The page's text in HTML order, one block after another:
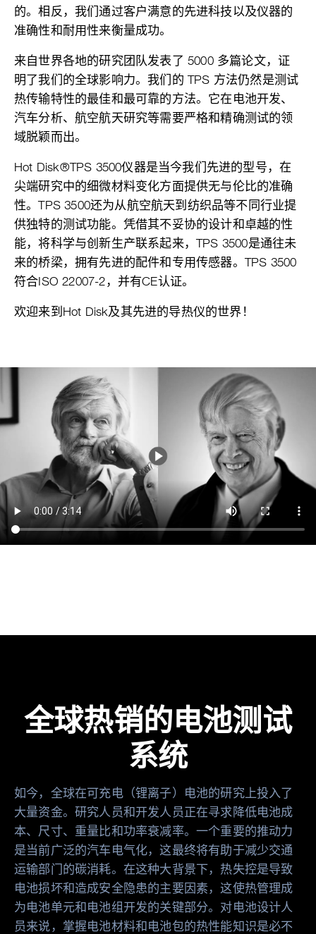
的。相反，我们通过客户满意的先进科技以及仪器的
准确性和耐用性来衡量成功。
来自世界各地的研究团队发表了 5000 多篇论文，证
明了我们的全球影响力。我们的 TPS 方法仍然是测试
热传输特性的最佳和最可靠的方法。它在电池开发、
汽车分析、航空航天研究等需要严格和精确测试的领
域脱颖而出。
Hot Disk®TPS 3500仪器是当今我们先进的型号，在
尖端研究中的细微材料变化方面提供无与伦比的准确
性。TPS 3500还为从航空航天到纺织品等不同行业提
供独特的测试功能。凭借其不妥协的设计和卓越的性
能，将科学与创新生产联系起来，TPS 3500是通往未
来的桥梁，拥有先进的配件和专用传感器。TPS 3500
符合ISO 22007-2，并有CE认证。
欢迎来到Hot Disk及其先进的导热仪的世界！
全球热销的电池测试
系统
如今，全球在可充电（锂离子）电池的研究上投入了
大量资金。研究人员和开发人员正在寻求降低电池成
本、尺寸、重量比和功率衰减率。一个重要的推动力
是当前广泛的汽车电气化，这最终将有助于减少交通
运输部门的碳消耗。在这种大背景下，热失控是导致
电池损坏和造成安全隐患的主要因素，这使热管理成
为电池单元和电池组开发的关键部分。对电池设计人
员来说，掌握电池材料和电池包的热性能知识是必不